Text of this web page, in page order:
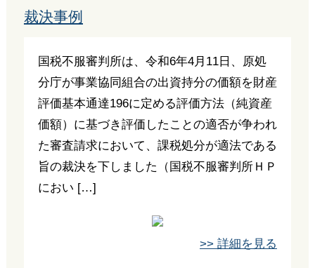
裁決事例
国税不服審判所は、令和6年4月11日、原処
分庁が事業協同組合の出資持分の価額を財産
評価基本通達196に定める評価方法（純資産
価額）に基づき評価したことの適否が争われ
た審査請求において、課税処分が適法である
旨の裁決を下しました（国税不服審判所ＨＰ
におい […]
>> 詳細を見る